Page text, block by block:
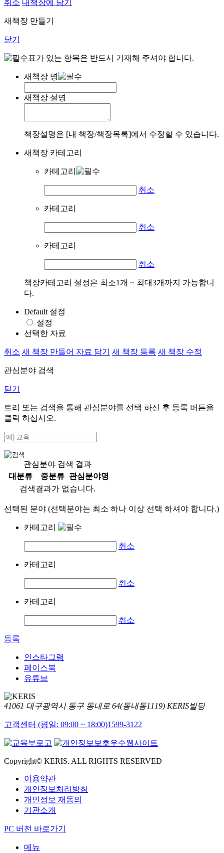
취소 내책장에 담기
새책장 만들기
닫기
표가 있는 항목은 반드시 기재해 주셔야 합니다.
새책장 명
새책장 설명
책장설명은 [내 책장/책장목록]에서 수정할 수 있습니다.
새책장 카테고리
카테고리
취소
카테고리
취소
카테고리
취소
책장카테고리 설정은 최소1개 ~ 최대3개까지 가능합니
다.
Default 설정
설정
선택한 자료
취소 새 책장 만들어 자료 담기 새 책장 등록 새 책장 수정
관심분야 검색
닫기
트리 또는 검색을 통해 관심분야를 선택 하신 후 등록 버튼을
클릭 하십시오.
관심분야 검색 결과
대분류
중분류
관심분야명
검색결과가 없습니다.
선택된 분야 (선택분야는 최소 하나 이상 선택 하셔야 합니다.)
카테고리
취소
카테고리
취소
카테고리
취소
등록
인스타그램
페이스북
유튜브
41061 대구광역시 동구 동내로 64(동내동1119) KERIS빌딩
고객센터 (평일: 09:00 ~ 18:00)1599-3122
Copyright© KERIS. ALL RIGHTS RESERVED
이용약관
개인정보처리방침
개인정보 재동의
기관소개
PC 버전 바로가기
메뉴